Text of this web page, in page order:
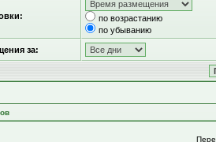
по возрастанию
по убыванию
за: